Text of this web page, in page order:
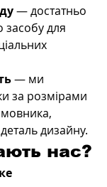
— достатньо
засобу для
— ми
за розмірами
дизайну.
нас?